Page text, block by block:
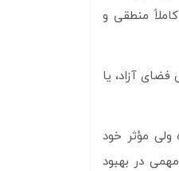
منطقی و
آزاد، یا
ساده ولی مؤثر خود
در بهبود